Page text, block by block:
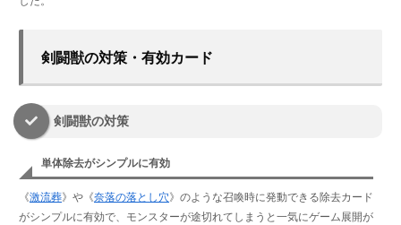
剣闘獣の対策・有効カード
剣闘獣の対策
単体除去がシンプルに有効
《激流葬》や《奈落の落とし穴》のような召喚時に発動できる除去カード
がシンプルに有効で、モンスターが途切れてしまうと一気にゲーム展開が